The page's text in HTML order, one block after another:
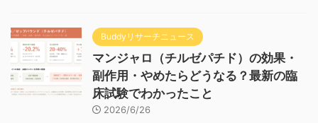
Buddyリサーチニュース
マンジャロ（チルゼパチド）の効果・
副作用・やめたらどうなる？最新の臨
床試験でわかったこと
2026/6/26